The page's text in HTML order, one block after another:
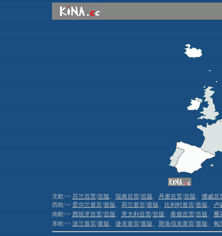
北欧>>芬兰首页/首版、瑞典首页/首版、丹麦首页/首版、挪威首
西欧>>爱尔兰首页/首版、荷兰首页/首版、比利时首页/首版、卢
南欧>>西班牙首页/首版、意大利首页/首版、希腊首页/首版、塞
东欧>>波兰首页/首版、捷克首页/首版、斯洛伐克首页/首版、匈